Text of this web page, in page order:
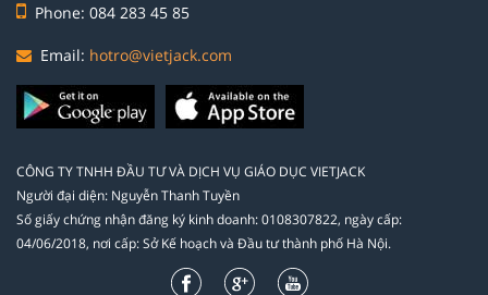
Phone: 084 283 45 85
Email: hotro@vietjack.com
CÔNG TY TNHH ĐẦU TƯ VÀ DỊCH VỤ GIÁO DỤC VIETJACK
Người đại diện: Nguyễn Thanh Tuyền
Số giấy chứng nhận đăng ký kinh doanh: 0108307822, ngày cấp:
04/06/2018, nơi cấp: Sở Kế hoạch và Đầu tư thành phố Hà Nội.